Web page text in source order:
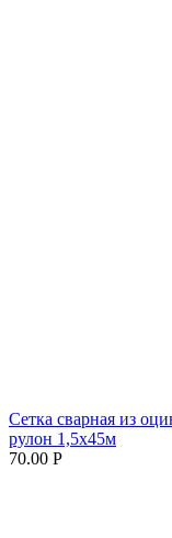
Сетка сварная из
рулон 1,5х45м
70.00 Р